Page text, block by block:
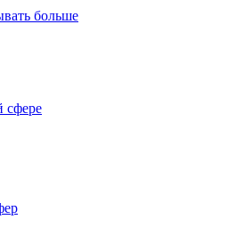
больше
сфере